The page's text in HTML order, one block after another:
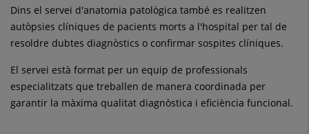
Dins el servei d'anatomia patològica també es realitzen
autòpsies clíniques de pacients morts a l'hospital per tal de
resoldre dubtes diagnòstics o confirmar sospites clíniques.
El servei està format per un equip de professionals
especialitzats que treballen de manera coordinada per
garantir la màxima qualitat diagnòstica i eficiència funcional.